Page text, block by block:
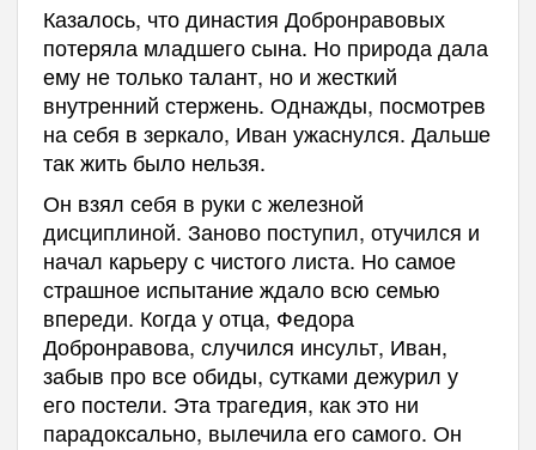
Казалось, что династия Добронравовых
потеряла младшего сына. Но природа дала
ему не только талант, но и жесткий
внутренний стержень. Однажды, посмотрев
на себя в зеркало, Иван ужаснулся. Дальше
так жить было нельзя.
Он взял себя в руки с железной
дисциплиной. Заново поступил, отучился и
начал карьеру с чистого листа. Но самое
страшное испытание ждало всю семью
впереди. Когда у отца, Федора
Добронравова, случился инсульт, Иван,
забыв про все обиды, сутками дежурил у
его постели. Эта трагедия, как это ни
парадоксально, вылечила его самого. Он